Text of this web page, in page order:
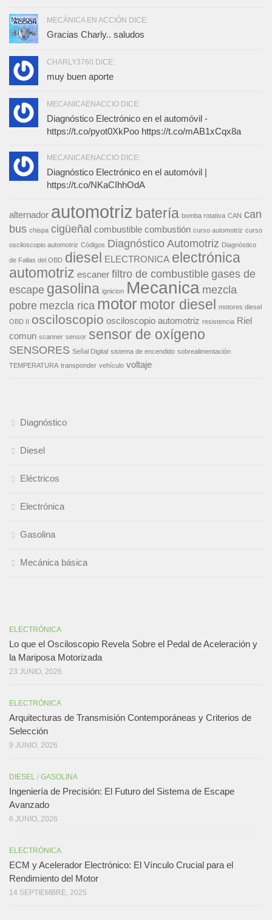
MECÁNICA EN ACCIÓN DICE:
Gracias Charly.. saludos
CHARLY3760 DICE:
muy buen aporte
MECANICAENACCIO DICE:
Diagnóstico Electrónico en el automóvil -
https://t.co/pyot0XkPoo https://t.co/mAB1xCqx8a
MECANICAENACCIO DICE:
Diagnóstico Electrónico en el automóvil |
https://t.co/NKaCIhhOdA
alternador automotriz batería bomba rotativa CAN can
bus chispa cigüeñal combustible combustión curso automotriz curso
osciloscopio automotriz Códigos Diagnóstico Automotriz Diagnóstico
de Fallas del OBD diesel ELECTRONICA electrónica
automotriz escaner filtro de combustible gases de
escape gasolina ignicion Mecanica mezcla
pobre mezcla rica motormotor diesel
motores diesel
OBD II osciloscopio osciloscopio automotriz resistencia Riel
comun scanner sensor sensor de oxígeno
SENSORES Señal Digital sistema de encendido sobrealimentación
TEMPERATURA transponder vehículo voltaje
Diagnóstico
Diesel
Eléctricos
Electrónica
Gasolina
Mecánica básica
ELECTRÓNICA
Lo que el Osciloscopio Revela Sobre el Pedal de Aceleración y
la Mariposa Motorizada
23 JUNIO, 2026
ELECTRÓNICA
Arquitecturas de Transmisión Contemporáneas y Criterios de
Selección
9 JUNIO, 2026
DIESEL / GASOLINA
Ingeniería de Precisión: El Futuro del Sistema de Escape
Avanzado
6 JUNIO, 2026
ELECTRÓNICA
ECM y Acelerador Electrónico: El Vínculo Crucial para el
Rendimiento del Motor
14 SEPTIEMBRE, 2025